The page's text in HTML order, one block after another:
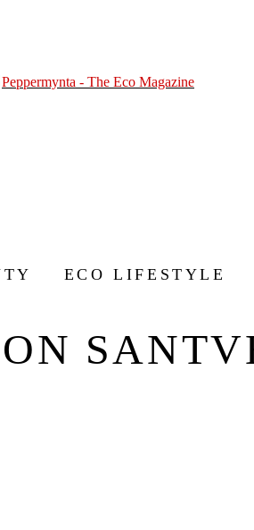
ECO LIFESTYLE